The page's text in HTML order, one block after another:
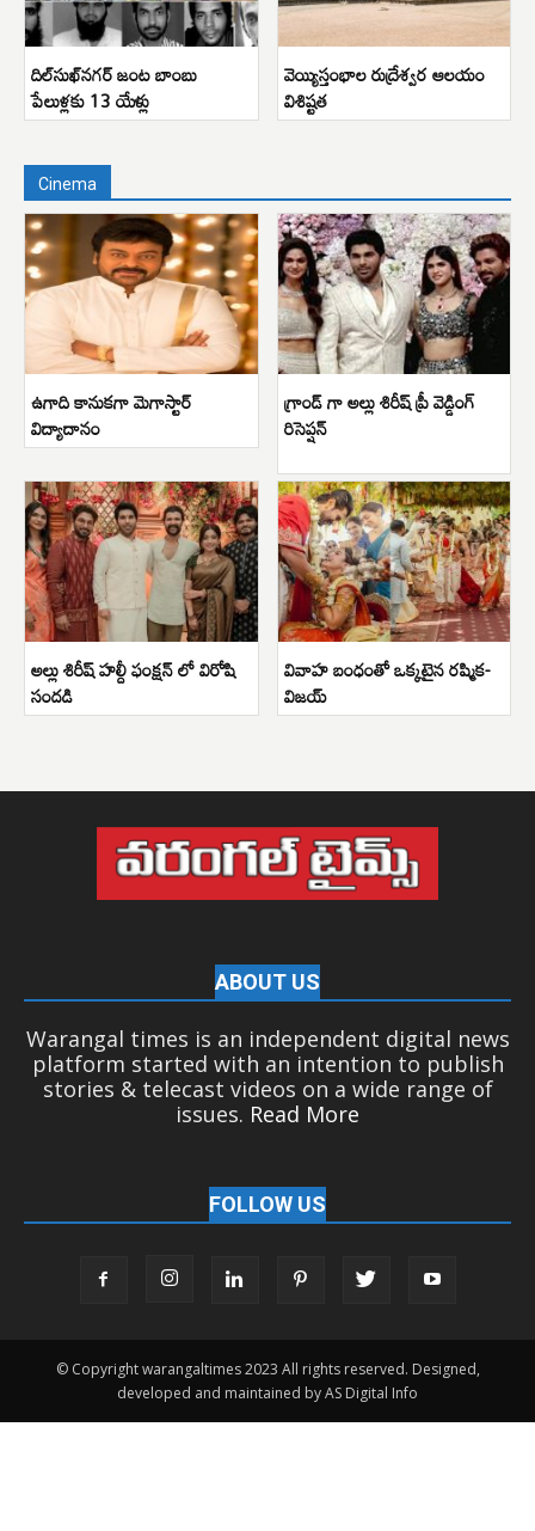
దిల్‌సుఖ్‌నగర్ జంట బాంబు
పేలుళ్లకు 13 యేళ్లు
వెయ్యిస్తంభాల రుద్రేశ్వర ఆలయం
విశిష్టత
Cinema
ఉగాది కానుకగా మెగాస్టార్
విద్యాదానం
గ్రాండ్ గా అల్లు శిరీష్ ప్రీ వెడ్డింగ్
రిసెప్షన్
అల్లు శిరీష్ హల్దీ ఫంక్షన్ లో విరోషి
సందడి
వివాహ బంధంతో ఒక్కటైన రష్మిక-
విజయ్
ABOUT US
Warangal times is an independent digital news
platform started with an intention to publish
stories & telecast videos on a wide range of
issues. Read More
FOLLOW US
© Copyright warangaltimes 2023 All rights reserved. Designed,
developed and maintained by AS Digital Info